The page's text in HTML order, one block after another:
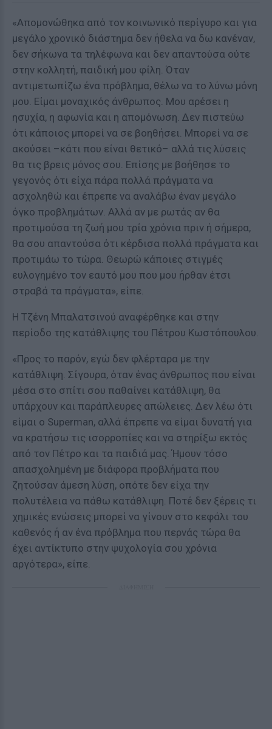
«Απομονώθηκα από τον κοινωνικό περίγυρο και για
μεγάλο χρονικό διάστημα δεν ήθελα να δω κανέναν,
δεν σήκωνα τα τηλέφωνα και δεν απαντούσα ούτε
στην κολλητή, παιδική μου φίλη. Όταν
αντιμετωπίζω ένα πρόβλημα, θέλω να το λύνω μόνη
μου. Είμαι μοναχικός άνθρωπος. Μου αρέσει η
ησυχία, η αφωνία και η απομόνωση. Δεν πιστεύω
ότι κάποιος μπορεί να σε βοηθήσει. Μπορεί να σε
ακούσει –κάτι που είναι θετικό– αλλά τις λύσεις
θα τις βρεις μόνος σου. Επίσης με βοήθησε το
γεγονός ότι είχα πάρα πολλά πράγματα να
ασχοληθώ και έπρεπε να αναλάβω έναν μεγάλο
όγκο προβλημάτων. Αλλά αν με ρωτάς αν θα
προτιμούσα τη ζωή μου τρία χρόνια πριν ή σήμερα,
θα σου απαντούσα ότι κέρδισα πολλά πράγματα και
προτιμάω το τώρα. Θεωρώ κάποιες στιγμές
ευλογημένο τον εαυτό μου που μου ήρθαν έτσι
στραβά τα πράγματα», είπε.
Η Τζένη Μπαλατσινού αναφέρθηκε και στην
περίοδο της κατάθλιψης του Πέτρου Κωστόπουλου.
«Προς το παρόν, εγώ δεν φλέρταρα με την
κατάθλιψη. Σίγουρα, όταν ένας άνθρωπος που είναι
μέσα στο σπίτι σου παθαίνει κατάθλιψη, θα
υπάρχουν και παράπλευρες απώλειες. Δεν λέω ότι
είμαι ο Superman, αλλά έπρεπε να είμαι δυνατή για
να κρατήσω τις ισορροπίες και να στηρίξω εκτός
από τον Πέτρο και τα παιδιά μας. Ήμουν τόσο
απασχολημένη με διάφορα προβλήματα που
ζητούσαν άμεση λύση, οπότε δεν είχα την
πολυτέλεια να πάθω κατάθλιψη. Ποτέ δεν ξέρεις τι
χημικές ενώσεις μπορεί να γίνουν στο κεφάλι του
καθενός ή αν ένα πρόβλημα που περνάς τώρα θα
έχει αντίκτυπο στην ψυχολογία σου χρόνια
αργότερα», είπε.